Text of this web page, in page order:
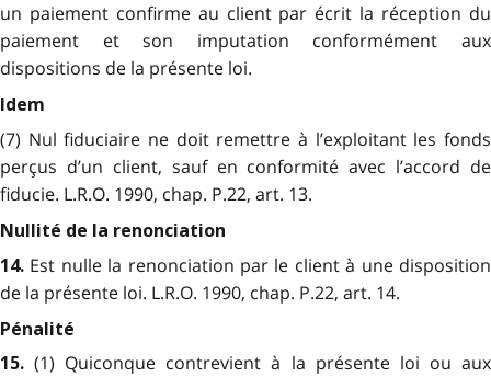
un paiement confirme au client par écrit la réception du
paiement et son imputation conformément aux
dispositions de la présente loi.
Idem
(7) Nul fiduciaire ne doit remettre à l’exploitant les fonds
perçus d’un client, sauf en conformité avec l’accord de
fiducie. L.R.O. 1990, chap. P.22, art. 13.
Nullité de la renonciation
14. Est nulle la renonciation par le client à une disposition
de la présente loi. L.R.O. 1990, chap. P.22, art. 14.
Pénalité
15.(1) Quiconque contrevient à la présente loi ou aux